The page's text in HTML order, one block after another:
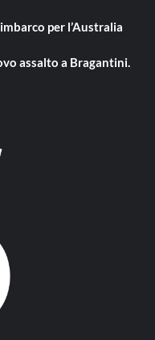
per l’Australia
assalto a Bragantini.